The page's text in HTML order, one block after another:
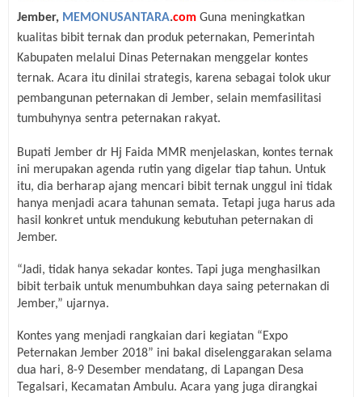
Jember, MEMONUSANTARA.com Guna meningkatkan
kualitas bibit ternak dan produk peternakan, Pemerintah
Kabupaten melalui Dinas Peternakan menggelar kontes
ternak. Acara itu dinilai strategis, karena sebagai tolok ukur
pembangunan peternakan di Jember, selain memfasilitasi
tumbuhynya sentra peternakan rakyat.
Bupati Jember dr Hj Faida MMR menjelaskan, kontes ternak
ini merupakan agenda rutin yang digelar tiap tahun. Untuk
itu, dia berharap ajang mencari bibit ternak unggul ini tidak
hanya menjadi acara tahunan semata. Tetapi juga harus ada
hasil konkret untuk mendukung kebutuhan peternakan di
Jember.
“Jadi, tidak hanya sekadar kontes. Tapi juga menghasilkan
bibit terbaik untuk menumbuhkan daya saing peternakan di
Jember,” ujarnya.
Kontes yang menjadi rangkaian dari kegiatan “Expo
Peternakan Jember 2018” ini bakal diselenggarakan selama
dua hari, 8-9 Desember mendatang, di Lapangan Desa
Tegalsari, Kecamatan Ambulu. Acara yang juga dirangkai